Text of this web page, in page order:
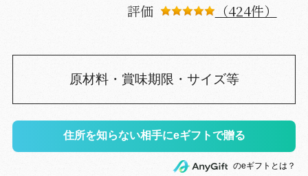
評価
（424件）
原材料・賞味期限・サイズ等
住所を知らない相手にeギフトで贈る
のeギフトとは？